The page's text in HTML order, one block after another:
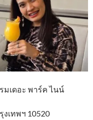
รมเดอะ พาร์ค ไนน์
งเทพฯ 10520